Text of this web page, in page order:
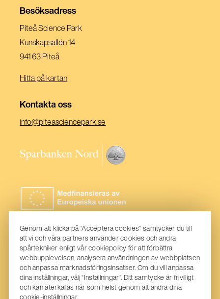
Nytt
Ett
Besöksadress
Piteå Science Park
Kunskapsallén 14
941 63 Piteå
Hitta på kartan
Kontakta oss
info@piteasciencepark.se
ett
nytt
(Öppnas
nytt
fönster)
Genom att klicka på “Acceptera cookies” samtycker du till
att vi och våra partners använder cookies och andra
spårtekniker enligt vår cookiepolicy för att förbättra
webbupplevelsen, analysera användningen av webbplatsen
och anpassa marknadsföringsinsatser. Om du vill anpassa
dina inställningar, välj “Inställningar”. Ditt samtycke är frivilligt
och kan återkallas när som helst genom att ändra dina
cookie-inställningar.